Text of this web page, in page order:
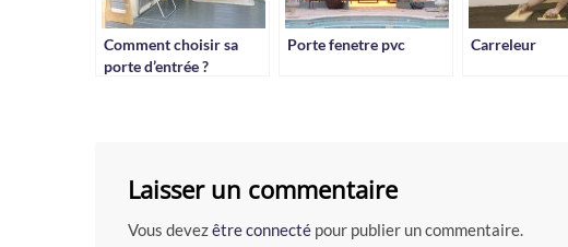
Comment choisir sa
porte d’entrée ?
Porte fenetre pvc Carreleur
Laisser un commentaire
Vous devezêtre connecté pour publier un commentaire.